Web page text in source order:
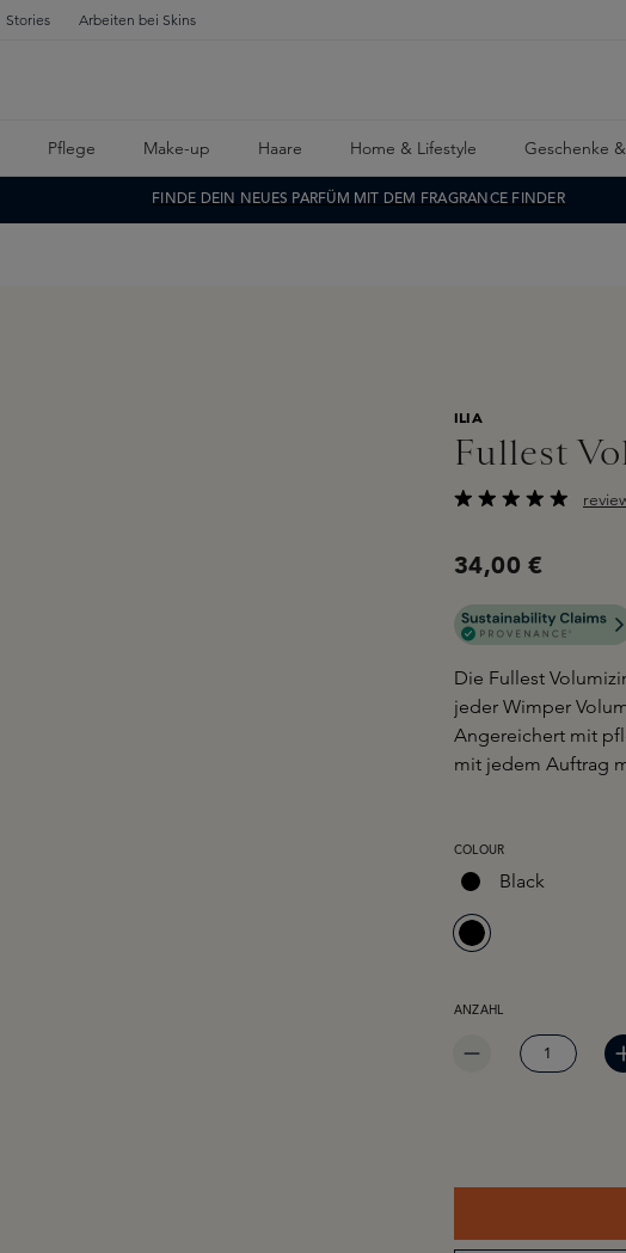
Stories Arbeiten bei Skins
Pflege Make-up Haare Home & Lifestyle Geschenke
FINDE DEIN NEUES PARFÜM MIT DEM FRAGRANCE FINDER
ILIA
Fullest
34,00 €
Die Fullest
jeder Wimper
Angereichert mit
mit jedem Auftrag
COLOURAUSWÄHLEN
Black
ANZAHL